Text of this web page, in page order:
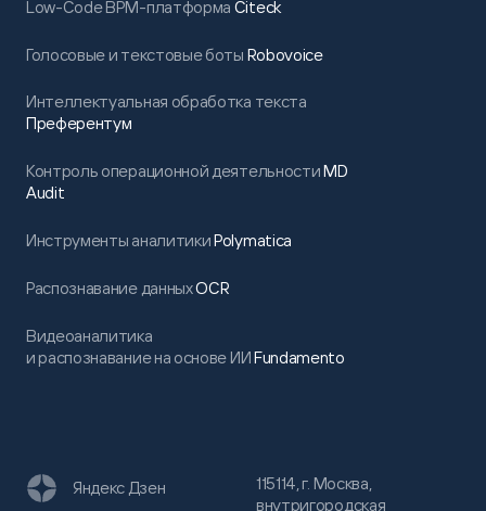
Low-Code BPM-платформа Citeck
Голосовые и текстовые боты Robovoice
Интеллектуальная обработка текста
Преферентум
Контроль операционной деятельностиMD
Audit
Инструменты аналитикиPolymatica
Распознавание данныхOCR
Видеоаналитика
и распознавание на основе ИИFundamento
115114, г. Москва,
внутригородская
Яндекс Дзен